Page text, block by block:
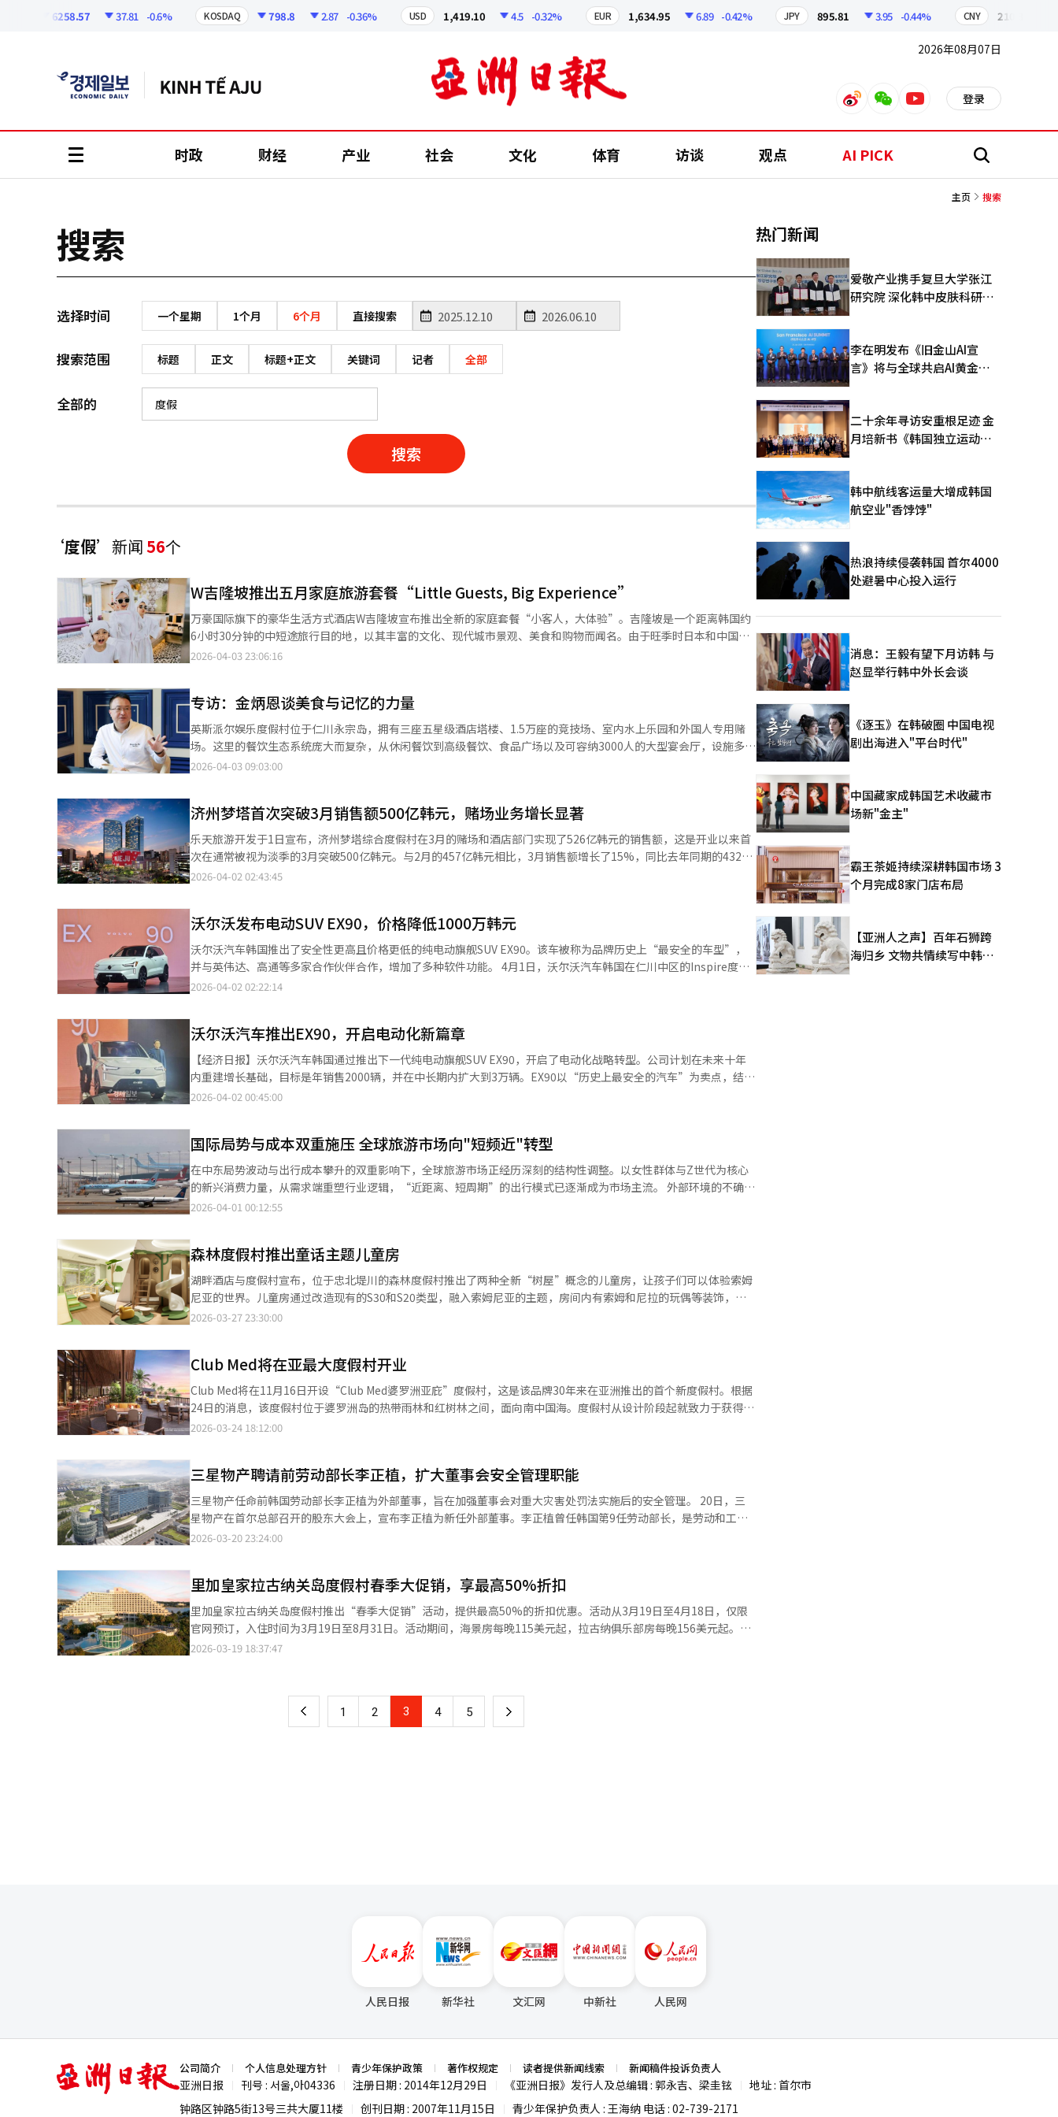
6258.57 37.81 -0.6% KOSDAQ 798.8 2.87 -0.36% USD 1,419.10 4.5 -0.32% EUR 1,634.95 6.89 -0.42% JPY 895.81 3.95 -0.44% CNY 210.35
2026年08月07日
weiboweixinyoutube 登录
时政 财经 产业 社会 文化 体育 访谈 观点 AI PICK 搜
主页 搜索
搜索
选择时间 一个星期 1个月 6个月 直接搜索
搜索范围 标题 正文 标题+正文 关键词 记者 全部
全部的
搜索
‘度假’ 新闻56个
W吉隆坡推出五月家庭旅游套餐“Little Guests, Big Experience”
万豪国际旗下的豪华生活方式酒店W吉隆坡宣布推出全新的家庭套餐“小客人，大体验”。吉隆坡是一个距离韩国约
6小时30分钟的中短途旅行目的地，以其丰富的文化、现代城市景观、美食和购物而闻名。由于旺季时日本和中国等
热门短途目的地的机票价格上涨，安全舒适的吉隆坡成为了一个合理的替代旅行地。W吉隆坡位于市中心，靠近双子
行的麻烦并提高住宿满意度。客人可以在W吉隆坡的标志性屋顶泳池“WET Deck”游泳，或在家庭专用的凉亭中放
松，享受城市中的悠闲时光。酒店还为四口之家准备了新鲜的椰子，让客人可以在吉隆坡的天际线背景下同时感受当
地的活力和度假氛围。酒店的标志性餐厅提供丰富的用餐选择，包括成人和12岁以下儿童的早餐，以及在YEN或
FLOCK享用的三道菜家庭晚餐。YEN餐厅以现代感重新诠释传统粤菜，而FLOCK则以“火”为主题，提供泛亚菜肴。
家庭晚餐还包括儿童专用菜单，让全家人都能舒适地享用美食。酒店还提供家庭参与的体验项目，如迷你无酒精鸡尾
浴球，让客人感受W酒店的幽默。此外，欢迎礼品包括儿童零食和活动套件，免费加床，以及一次“随时随地”家庭
请求服务。这项服务超越了传统的礼宾服务，灵活响应客人的特别请求，提供超出预期的体验。W吉隆坡总经理
Volker Burth表示：“W品牌通过自由的能量和意想不到的乐趣，设计出让客人更生动地体验城市的各种时刻。我们
希望这次包含W独特幽默和能量的套餐，能让韩国游客在家庭月期间不仅仅是休息，而是全家一起创造特别的回
忆。”该套餐精心安排了餐饮、活动和客房内项目，让全家人无需额外安排即可享受轻松多样的旅行。套餐可预订至
2026-04-03 23:06:16
专访：金炳恩谈美食与记忆的力量
英斯派尔娱乐度假村位于仁川永宗岛，拥有三座五星级酒店塔楼、1.5万座的竞技场、室内水上乐园和外国人专用赌
场。这里的餐饮生态系统庞大而复杂，从休闲餐饮到高级餐饮、食品广场以及可容纳3000人的大型宴会厅，设施多
样。负责这个庞大组织的F&B生态系统的是度假村创始成员金炳恩总厨。在以西餐厨师为主的连锁酒店行业中，一位
身体和心灵得到重振，味道和香气让人对空间产生怀旧记忆。”他强调，尽管度假村内有很多优秀的内容，但如果食
物的质量不够高，整体满意度就会下降。 ◆倾听与沟通的领导力金总厨领导的厨师团队超过200人，他的核心领导力
在于“沟通”和“倾听”。他说：“我个子大，不说话时大家都觉得我很可怕，但我努力倾听和沟通。”他还强调培
养后辈时注重“基本功”和“学习态度”。他说：“厨房环境需要长时间站立工作，因此从一开始就要教导正确的姿
势。” ◆抓住消费者需求，推动业绩增长大型综合度假村的F&B运营与城市酒店不同。金总厨指出：“度假村有赌场
奢华，但价格合理。”通过大规模采购和中央运营系统，英斯派尔F&B实现了33%的销售增长。 ◆终极目标是“美
食度假”金总厨尝试将韩餐的独特优势融入全球美食中。他表示：“十年前，外国人认为发酵食品是变质的，但现在
他们愿意尝试。”他认为，提供细致的美食体验是英斯派尔的核心。金总厨强调：“美食体验本身就是一种让人留下
美好记忆的方式。”※ 本报道经人工智能（AI）系统翻译与编辑。
2026-04-03 09:03:00
济州梦塔首次突破3月销售额500亿韩元，赌场业务增长显著
乐天旅游开发于1日宣布，济州梦塔综合度假村在3月的赌场和酒店部门实现了526亿韩元的销售额，这是开业以来首
次在通常被视为淡季的3月突破500亿韩元。与2月的457亿韩元相比，3月销售额增长了15%，同比去年同期的432亿
韩元增长了21.7%。乐天旅游开发表示：“去年5月才首次突破500亿韩元，今年提前两个月实现，打破了淡旺季的界
店）也取得了73.4%的高入住率，实现了122亿韩元的销售额。受3月良好业绩推动，济州梦塔综合度假村第一季度销
售额同比增长34.8%，达到1567亿韩元，连续四个季度保持在1500亿韩元以上。特别是赌场部门第一季度净销售额
同比增长40.3%，达到1186亿韩元，再次证明了其现金创造潜力。乐天旅游开发表示：“第一季度销售额较去年增长
30%以上，有望再次打破去年创下的6370亿韩元的最高销售记录。”此前，乐天旅游开发在3月19日的2025年业务
报告中宣布，自济州梦塔综合度假村开业以来，首次实现了276亿韩元的净利润。※ 本报道经人工智能（AI）系统翻
2026-04-02 02:43:45
沃尔沃发布电动SUV EX90，价格降低1000万韩元
沃尔沃汽车韩国推出了安全性更高且价格更低的纯电动旗舰SUV EX90。该车被称为品牌历史上“最安全的车型”，
并与英伟达、高通等多家合作伙伴合作，增加了多种软件功能。 4月1日，沃尔沃汽车韩国在仁川中区的Inspire度假
村举行了国内发布会，首次公开了纯电动旗舰SUV EX90。 EX90是一款以软件为核心的“软件定义汽车”代表车型。
未来的安全和驾驶辅助系统。传感器包括5个摄像头、5个雷达和12个超声波传感器，所有车型均标配。 EX90还配备
了降低电池安全隐患的技术。沃尔沃汽车韩国的金部长表示：“共有122个电池单元，每个单元的电压和温度都被监
控。当检测到电池单元电力不平衡或异常温度时，会阻止电池能量外泄。” 此外，沃尔沃还安装了特殊的安全传感
器，以检测电池的“热失控”现象。当密封的电池包内因热量导致压力上升时，前后部的保险丝会在千分之一秒内启
动，延缓热失控现象。 作为SDV，软件通过与多家合作伙伴的合作完成。通过应用英伟达的Orin芯片提高了计算能
车韩国代表李允模表示：“去年在韩国销售了1.5万辆，我们将迅速成为年销3万辆的品牌，并在高端市场占据至少
10%以上的份额。” ※ 本报道经人工智能（AI）系统翻译与编辑。
2026-04-02 02:22:14
沃尔沃汽车推出EX90，开启电动化新篇章
【经济日报】沃尔沃汽车韩国通过推出下一代纯电动旗舰SUV EX90，开启了电动化战略转型。公司计划在未来十年
内重建增长基础，目标是年销售2000辆，并在中长期内扩大到3万辆。EX90以“历史上最安全的汽车”为卖点，结合
软件、电池和价格策略，进军高端电动SUV市场。沃尔沃汽车于1日在仁川中区的Inspire度假村举行了EX90发布会，
动车，它代表了一个由软件定义的车辆时代。它采用了未来沃尔沃电动车的核心技术平台。”核心是自主开发的“休
金核心”系统。该系统整合了电气架构、核心计算机、区域控制器和软件，能够实时处理车内数据，并通过OTA（无
线更新）持续改进性能和安全功能。软件竞争力通过与全球大科技公司的合作得以扩展。采用基于英伟达的高性能计
算系统和高通骁龙平台，增强了车内数据处理和用户体验。针对国内环境，连接性也得到了加强。结合基于T-map的
信息娱乐系统和Naver Whale浏览器，将OTT、音乐流媒体等移动环境扩展到车辆中。语音识别也得到了优化，可以
和超声波传感器的传感器套件，以及驾驶员监控和车内乘客检测系统。不仅能检测驾驶员状态，还能感知车内情况，
设计方向是减少事故可能性，而不是事后应对。沃尔沃首席销售官埃里克·塞韦林森表示：“安全不是单个设备，而
是所有系统和算法结合的结果。车辆正在朝着理解和保护驾驶员的方向发展。”电池安全设计也被纳入其中。采用电
池单元电压和温度监控，以及检测热失控的压力传感器，并在异常发生时切断电流。结合高强度结构以应对物理冲
击，并设计延缓事故扩散。EX90的动力系统基于106kWh镍钴锰（NCM）电池和下一代双电机四轮驱动（AWD）系
力，需4.2秒。采用800V电压系统，支持最大350kW快速充电，从10%充电至80%约需22分钟，单次充电续航里程
WLTP标准下最大为625公里。价格策略也被提出。EX90的Plus版本定价为1亿620万韩元，Ultra版本为1亿1620万韩
元。虽然价格低于现有XC90，但产品价值有所提升。李代表表示：“从全球标准来看，这也是一个激进的价格策
略，在高端电动SUV市场上具有价格竞争力。”销售将逐步扩大。今年计划销售约500辆，目标是年销售2000辆，并
成为高端电动SUV市场的畅销车型。中长期目标是将目前约1.5万辆的年销售量扩大到3万辆，并在高端市场中占据
较验证。李代表表示：“十年前发布同级别的XC90时，沃尔沃还是一个吸引高端品牌的水平，但现在已经稳固地确
立为高端品牌。通过EX90，我们将在未来十年书写新历史。”※ 本报道经人工智能（AI）系统翻译与编辑。
2026-04-02 00:45:00
国际局势与成本双重施压 全球旅游市场向"短频近"转型
在中东局势波动与出行成本攀升的双重影响下，全球旅游市场正经历深刻的结构性调整。以女性群体与Z世代为核心
的新兴消费力量，从需求端重塑行业逻辑，“近距离、短周期”的出行模式已逐渐成为市场主流。 外部环境的不确定
性正加速长途旅游需求的收缩。美国、以色列与伊朗军事冲突进入长期化，导致经中东中转至欧洲的航班大量取消，
社反馈，近期日本、中国等短途目的地的预订量同比增幅超30%，形成对长途旅游的“替代效应”。反观欧洲、美洲
等长途线路，需求放缓态势凸显。业内人士分析，若高油价与汇率波动持续，长途旅游需求将进一步承压，全球旅游
市场的区域客源结构也将加速重构。 女性群体正成为驱动旅游消费的核心力量。在线旅游平台调研数据显示，过去一
年，韩国女性海外旅行频次位居全球首位，机票搜索量与预订量均实现大幅增长。从目的地偏好来看，前往日本、中
国等“短程高频”的旅行模式更受青睐，这一选择充分体现了女性游客在安全性、便利性与性价比之间的综合考量。
一方面，在家庭出行决策中，女性的主导作用愈发明显，她们对航班座位安排、住宿环境等细节提出更高要求，且愿
意为优质服务支付溢价。可见，女性不仅是旅游消费的“主力军”，更成为推动行业消费升级的关键力量。 与女性群
体形成呼应，Z世代的消费理念进一步强化了旅游“短频快”的特征。受社交媒体文化影响，旅行已从传统的“度假
休闲”，转变为“可记录、可分享”的生活体验。研究表明，热衷于在社交平台分享旅行内容的用户，出行频次显著
高于普通群体。这种“内容驱动型消费”，促使更多年轻人选择时间灵活、成本可控的短途出行，周末出境游、夜间
计划”，通过交通补贴、住宿优惠、区域消费返现等多重举措，降低民众出行门槛，鼓励前往人口减少地区旅游。其
中，针对特定地区推出最高50%的旅行费用返还政策，并叠加铁路、航空、住宿等多方面优惠，旨在激活地方旅游消
费，延长游客停留时长。 在外部环境扰动与内部消费结构升级的共同作用下，全球旅游市场正加速从“远距离、长周
期”向“近距离、短周期”转型。女性与Z世代不仅改变了大众出行方式，更在重塑行业供给逻辑，无论是旅游产品
设计还是营销模式，都需更加注重灵活性、体验感与性价比。 这一趋势也倒逼航空公司与旅游平台加速调整运营策
与个性化体验的服务升级，已成为旅游行业竞争的新焦点。 业内预测，未来随着国际局势不确定因素持续存在，以及
新兴消费力量不断壮大，“说走就走”的短途旅行或将从阶段性选择，演变为全球旅游市场的长期趋势。如何在安全
保障、成本控制与体验提升之间实现平衡，将成为旅游行业未来竞争的核心命题。
2026-04-01 00:12:55
森林度假村推出童话主题儿童房
湖畔酒店与度假村宣布，位于忠北堤川的森林度假村推出了两种全新“树屋”概念的儿童房，让孩子们可以体验索姆
尼亚的世界。儿童房通过改造现有的S30和S20类型，融入索姆尼亚的主题，房间内有索姆和尼拉的玩偶等装饰，营
造出童话般的森林树屋体验。两种房型在设计时都考虑了儿童的玩乐特点和父母的休息空间。所有设施采用圆形设计
动，主卧室与游戏区分开，父母可以完全放松。S20房型是卧室和游戏区结合的开放式结构，配有木质滑梯、拱形结
构和帐篷屋，安全且富有创意。特别是游戏区和床位相对，父母可以轻松休息并观察孩子的活动。度假村代表表
示：“这次的儿童房不仅是住宿的地方，更是让孩子们成为索姆尼亚主角的空间。我们将继续为家庭提供特别的回忆
和独特的内容。”※ 本报道经人工智能（AI）系统翻译与编辑。
2026-03-27 23:30:00
Club Med将在亚最大度假村开业
Club Med将在11月16日开设“Club Med婆罗洲亚庇”度假村，这是该品牌30年来在亚洲推出的首个新度假村。根据
24日的消息，该度假村位于婆罗洲岛的热带雨林和红树林之间，面向南中国海。度假村从设计阶段起就致力于获得
BREEAM环保认证，采用节能和可持续材料。度假村占地约17公顷，是亚洲最大规模的Club Med，拥有400间客房、
为庆祝开业，Club Med推出限量100间客房的升级促销，预订3晚以上可升级至豪华或套房，入住时间为11月16日至
次年1月3日。Club Med负责人表示：“通过这一亚洲最大项目，我们将为韩国客户提供独特的度假体验，亚庇的日
落景观是其一大亮点。”※ 本报道经人工智能（AI）系统翻译与编辑。
2026-03-24 18:12:00
三星物产聘请前劳动部长李正植，扩大董事会安全管理职能
三星物产任命前韩国劳动部长李正植为外部董事，旨在加强董事会对重大灾害处罚法实施后的安全管理。 20日，三
星物产在首尔总部召开的股东大会上，宣布李正植为新任外部董事。李正植曾任韩国第9任劳动部长，是劳动和工业
安全领域的专家，曾担任劳动发展基金会秘书长和京畿地方劳动委员会常任委员。 三星物产表示，将通过董事会对安
全责任者（CSO）组织，并增加安全投资和人力。 随着大型项目的增加和工程复杂性的扩大，安全风险管理的重要性
也在增加。建筑公司正在通过引入外部专家或重组内部安全组织来加强应对措施。 三星物产还任命了前安腾津韩国代
表金民英为新外部董事，并重新任命前检察官金庆洙为外部董事。度假村部门总裁宋圭钟被任命为内部董事。董事薪
酬限额维持在去年的180亿韩元。 三星物产首席执行官吴世哲表示，将继续应对国内外经营环境变化，保持稳健的业
务运营和严格的风险管理。建筑部门将扩大数据中心和机场等技术特化领域的订单，并在能源解决方案等未来有前景
※ 本报道经人工智能（AI）系统翻译与编辑。
2026-03-20 23:24:00
里加皇家拉古纳关岛度假村春季大促销，享最高50%折扣
里加皇家拉古纳关岛度假村推出“春季大促销”活动，提供最高50%的折扣优惠。活动从3月19日至4月18日，仅限
官网预订，入住时间为3月19日至8月31日。活动期间，海景房每晚115美元起，拉古纳俱乐部房每晚156美元起。入
住4晚以上并使用夜间航班的客人可享受“免费一晚”优惠，海景房每晚约86美元。拉古纳俱乐部房客人可享专属休
召唤”活动，关注官方账号并在评论中标记想一起旅行的朋友即可参与，抽奖送出多种奖品。度假村代表表示：“此
次春季大促销是一个限时活动，适合在旅行成本增加的时期合理规划关岛旅行的客户。提前预订夏季旺季行程是一个
绝佳机会。”此优惠仅适用于在里加皇家拉古纳关岛度假村官网预订“Spring Mega Sale”产品的客户。※ 本报道
2026-03-19 18:37:47
上 1 2 3 4 5 下
热门新闻
爱敬产业携手复旦大学张江
研究院 深化韩中皮肤科研合
李在明发布《旧金山AI宣
言》将与全球共启AI黄金时
二十余年寻访安重根足迹 金
月培新书《韩国独立运动圣
韩中航线客运量大增成韩国
航空业"香饽饽"
热浪持续侵袭韩国 首尔4000
处避暑中心投入运行
消息：王毅有望下月访韩 与
赵显举行韩中外长会谈
《逐玉》在韩破圈 中国电视
剧出海进入"平台时代"
中国藏家成韩国艺术收藏市
场新"金主"
霸王茶姬持续深耕韩国市场 3
个月完成8家门店布局
【亚洲人之声】百年石狮跨
海归乡 文物共情续写中韩人
人民日报 新华社 文汇网 中新社 人民网
亚
洲
日
公司简介 个人信息处理方针 青少年保护政策 著作权规定 读者提供新闻线索 新闻稿件投诉负责人
亚洲日报 刊号 : 서울,아04336 注册日期 : 2014年12月29日 《亚洲日报》发行人及总编辑 : 郭永吉、梁圭铉
地址 : 首尔市
钟路区钟路5街13号三共大厦11楼
创刊日期 : 2007年11月15日 青少年保护负责人 : 王海纳 电话 : 02-739-2171